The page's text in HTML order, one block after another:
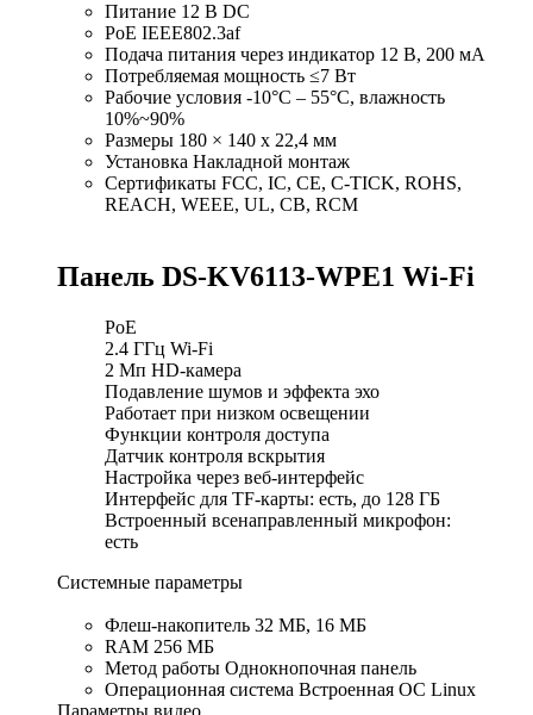
Питание 12 В DC
PoE IEEE802.3af
Подача питания через индикатор 12 В, 200 мА
Потребляемая мощность ≤7 Вт
Рабочие условия -10°C – 55°C, влажность
10%~90%
Размеры 180 × 140 x 22,4 мм
Установка Накладной монтаж
Сертификаты FCC, IC, CE, C-TICK, ROHS,
REACH, WEEE, UL, CB, RCM
Панель DS-KV6113-WPE1 Wi-Fi
PoE
2.4 ГГц Wi-Fi
2 Мп HD-камера
Подавление шумов и эффекта эхо
Работает при низком освещении
Функции контроля доступа
Датчик контроля вскрытия
Настройка через веб-интерфейс
Интерфейс для TF-карты: есть, до 128 ГБ
Встроенный всенаправленный микрофон:
есть
Системные параметры
Флеш-накопитель 32 MБ, 16 MБ
RAM 256 MБ
Метод работы Однокнопочная панель
Операционная система Встроенная ОС Linux
Параметры видео